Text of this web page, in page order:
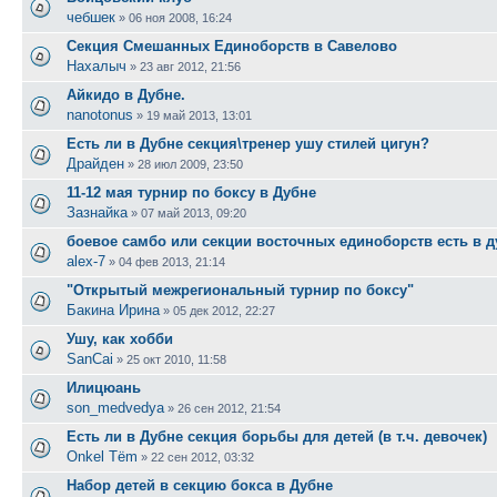
чебшек » 06 ноя 2008, 16:24
Секция Смешанных Единоборств в Савелово
Нахалыч » 23 авг 2012, 21:56
Айкидо в Дубне.
nanotonus » 19 май 2013, 13:01
Есть ли в Дубне секция\тренер ушу стилей цигун?
Драйден » 28 июл 2009, 23:50
11-12 мая турнир по боксу в Дубне
Зазнайка » 07 май 2013, 09:20
боевое самбо или секции восточных единоборств есть в
alex-7 » 04 фев 2013, 21:14
"Открытый межрегиональный турнир по боксу"
Бакина Ирина » 05 дек 2012, 22:27
Ушу, как хобби
SanCai » 25 окт 2010, 11:58
Илицюань
son_medvedya » 26 сен 2012, 21:54
Есть ли в Дубне секция борьбы для детей (в т.ч. девочек)
Onkel Tёm » 22 сен 2012, 03:32
Набор детей в секцию бокса в Дубне